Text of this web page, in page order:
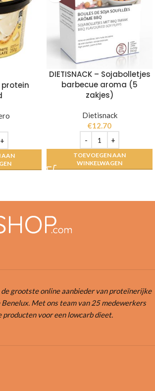
protein
AAN
DIETISNACK – Sojabolletjes
barbecue aroma (5
zakjes)
Dietisnack
€12.70
TOEVOEGEN AAN
WINKELWAGEN
de grootste online aanbieder van proteïnerijke
Met ons team van 25 medewerkers
voor een lowcarb dieet.